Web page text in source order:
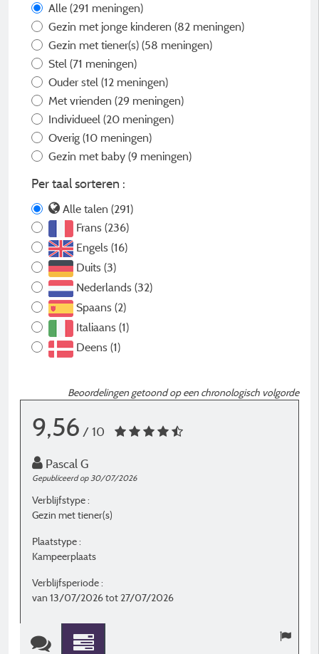
Alle (291 meningen)
Gezin met jonge kinderen (82 meningen)
Gezin met tiener(s) (58 meningen)
Stel (71 meningen)
Ouder stel (12 meningen)
Met vrienden (29 meningen)
Individueel (20 meningen)
Overig (10 meningen)
Gezin met baby (9 meningen)
Per taal sorteren :
Alle talen (291)
Frans (236)
Engels (16)
Duits (3)
Nederlands (32)
Spaans (2)
Italiaans (1)
Deens (1)
Beoordelingen getoond op een chronologisch volgorde
9,56 / 10
Pascal G
Gepubliceerd op 30/07/2026
Verblijfstype :
Gezin met tiener(s)
Plaatstype :
Kampeerplaats
Verblijfsperiode :
van 13/07/2026 tot 27/07/2026